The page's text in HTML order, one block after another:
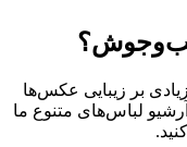
بر زیبایی عکس‌ها
آرشیو لباس‌های متنوع ما